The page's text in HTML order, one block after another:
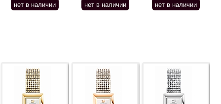
нет в наличии
нет в наличии
нет в наличии